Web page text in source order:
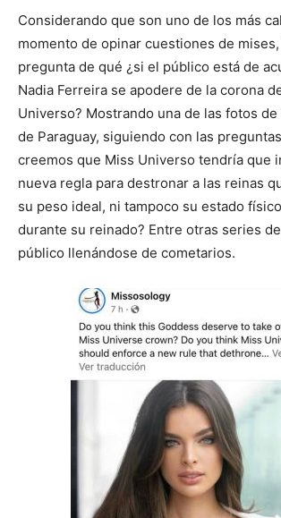
Considerando que son uno de los más
momento de opinar cuestiones de
pregunta de qué ¿si el público está de
Nadia Ferreira se apodere de la corona
Universo? Mostrando una de las fotos
de Paraguay, siguiendo con las
creemos que Miss Universo tendría que
nueva regla para destronar a las reinas
su peso ideal, ni tampoco su estado
durante su reinado? Entre otras series
público llenándose de cometarios.